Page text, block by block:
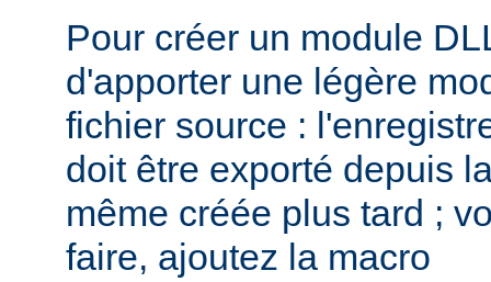
Pour créer un module
d'apporter une légère
fichier source :
doit être exporté depuis
même créée plus tard ;
faire, ajoutez la macro